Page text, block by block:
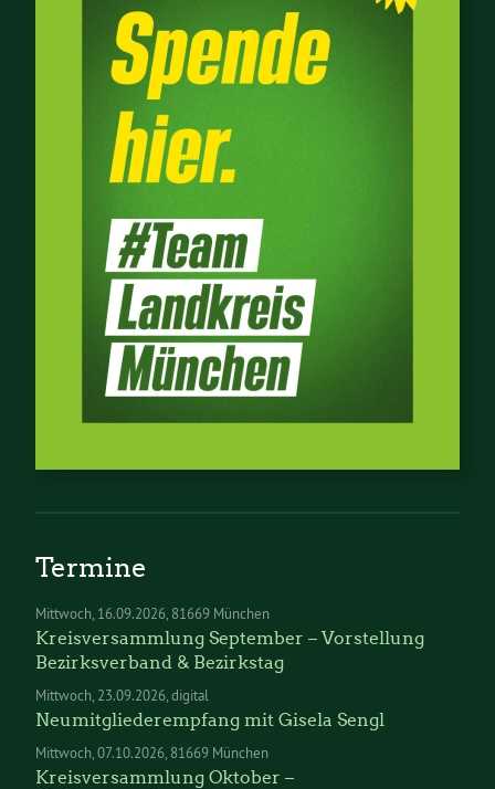
Termine
Mittwoch 16.09.2026 81669 München
Kreisversammlung September – Vorstellung
Bezirksverband & Bezirkstag
Mittwoch 23.09.2026 digital
Neumitgliederempfang mit Gisela Sengl
Mittwoch 07.10.2026 81669 München
Kreisversammlung Oktober –